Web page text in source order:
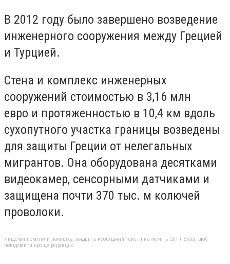
В 2012 году было завершено возведение
инженерного сооружения между Грецией
и Турцией.
Стена и комплекс инженерных
сооружений стоимостью в 3,16 млн
евро и протяженностью в 10,4 км вдоль
сухопутного участка границы возведены
для защиты Греции от нелегальных
мигрантов. Она оборудована десятками
видеокамер, сенсорными датчиками и
защищена почти 370 тыс. м колючей
проволоки.
Якщо ви помітили помилку, виділіть необхідний текст і натисніть Ctrl + Enter, щоб
повідомити про це редакцію